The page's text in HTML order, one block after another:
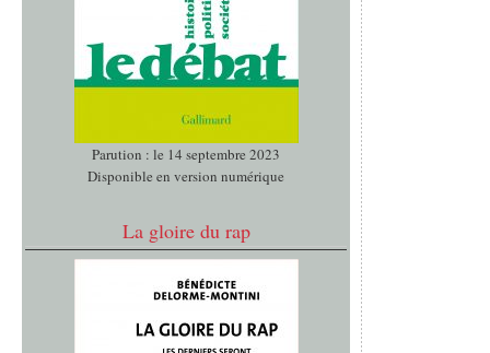
Parution : le 14 septembre 2023
Disponible en version numérique
La gloire du rap